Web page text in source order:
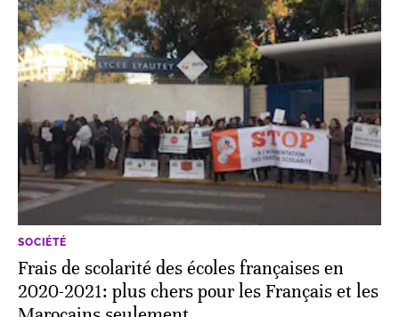
SOCIÉTÉ
Frais de scolarité des écoles françaises en
2020-2021: plus chers pour les Français et les